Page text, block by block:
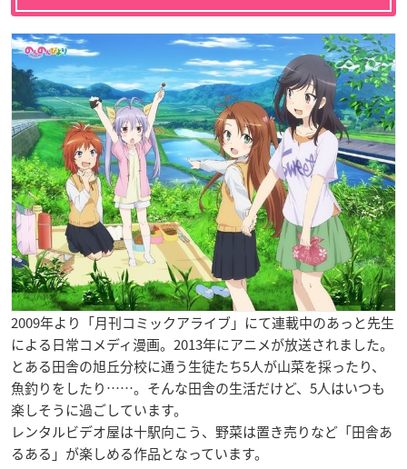
2009年より「月刊コミックアライブ」にて連載中のあっと先生
による日常コメディ漫画。2013年にアニメが放送されました。
とある田舎の旭丘分校に通う生徒たち5人が山菜を採ったり、
魚釣りをしたり……。そんな田舎の生活だけど、5人はいつも
楽しそうに過ごしています。
レンタルビデオ屋は十駅向こう、野菜は置き売りなど「田舎あ
るある」が楽しめる作品となっています。